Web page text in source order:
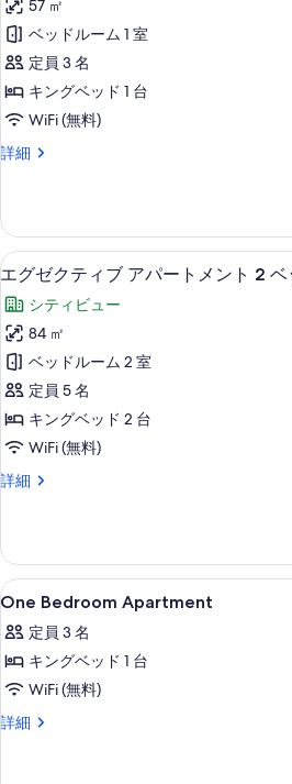
す
べ
て
の
写
表
示
す
る
ド
ル
ー
ム
の
詳
細
ク
テ
ィ
ブ
パ
ト
メ
ン
ト
1
ベ
ッ
ド
ル
ー
す
べ
て
の
写
真
を
57 ㎡
ベッドルーム 1 室
定員 3 名
キングベッド 1 台
WiFi (無料)
詳細
エ
テ
ィ
ブ
パ
ー
ト
メ
ン
ト
ベ
ッ
ド
ム
の
詳
細
エ
グ
ゼ
ク
テ
ィ
ブ
パ
ト
メ
ン
ト
2
ベ
ッ
9
エグゼクティブ アパートメント 2 ベ
シティビュー
84 ㎡
ベッドルーム 2 室
定員 5 名
キングベッド 2 台
WiFi (無料)
詳細
エ
テ
ィ
ブ
パ
ー
メ
ン
ト
One
Bedroom
Apartment
の
す
べ
3
One Bedroom Apartment
定員 3 名
キングベッド 1 台
WiFi (無料)
詳細
One